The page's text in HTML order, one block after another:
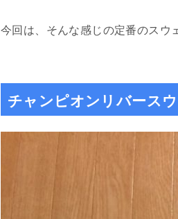
今回は、そんな感じの定番のスウ
チャンピオンリバース